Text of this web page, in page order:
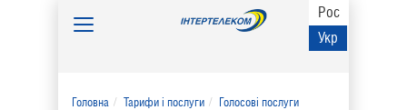
Рос
Укр
Toggle
Головна Тарифи і послуги
Голосові послуги